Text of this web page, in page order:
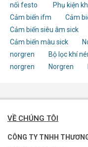
nối festo
Phụ kiện
Cảm biến ifm
Cảm
Cảm biến siêu âm sick
Cảm biến màu sick
norgren
Bộ lọc khí
norgren
Norgren
VỀ CHÚNG TÔI
CÔNG TY TNHH